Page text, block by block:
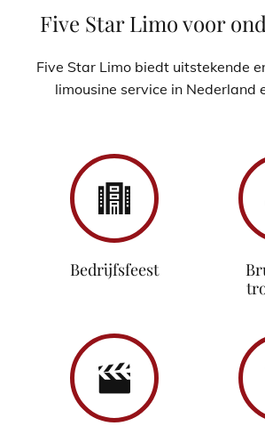
Five Star Limo voor
Five Star Limo biedt uitstekende
limousine service in Nederland
Bedrijfsfeest